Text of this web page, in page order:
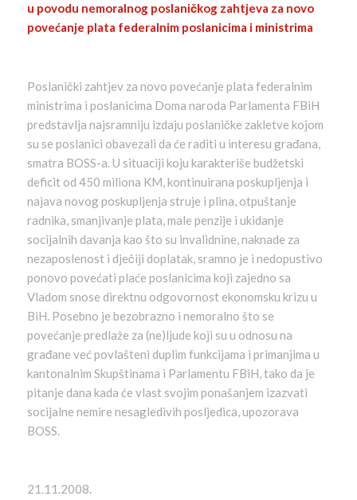
u povodu nemoralnog poslaničkog zahtjeva za novo
povećanje plata federalnim poslanicima i ministrima
Poslanički zahtjev za novo povećanje plata federalnim
ministrima i poslanicima Doma naroda Parlamenta FBiH
predstavlja najsramniju izdaju poslaničke zakletve kojom
su se poslanici obavezali da će raditi u interesu građana,
smatra BOSS-a. U situaciji koju karakteriše budžetski
deficit od 450 miliona KM, kontinuirana poskupljenja i
najava novog poskupljenja struje i plina, otpuštanje
radnika, smanjivanje plata, male penzije i ukidanje
socijalnih davanja kao što su invalidnine, naknade za
nezaposlenost i dječiji doplatak, sramno je i nedopustivo
ponovo povećati plaće poslanicima koji zajedno sa
Vladom snose direktnu odgovornost ekonomsku krizu u
BiH. Posebno je bezobrazno i nemoralno što se
povećanje predlaže za (ne)ljude koji su u odnosu na
građane već povlašteni duplim funkcijama i primanjima u
kantonalnim Skupštinama i Parlamentu FBiH, tako da je
pitanje dana kada će vlast svojim ponašanjem izazvati
socijalne nemire nesagledivih posljedica, upozorava
BOSS.
21.11.2008.